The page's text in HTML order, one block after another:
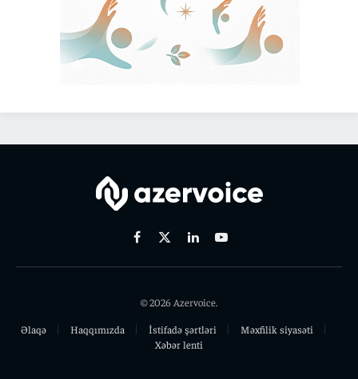
Facebook
X
LinkedinYoutube
© 2026 Azervoice.
Əlaqə
Haqqımızda İstifadə şərtləri
Məxfilik siyasəti
Xəbər lenti